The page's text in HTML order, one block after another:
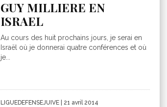
GUY MILLIERE EN
ISRAEL
Au cours des huit prochains jours, je serai en
Israël où je donnerai quatre conférences et où
je...
LIGUEDEFENSEJUIVE | 21 avril 2014